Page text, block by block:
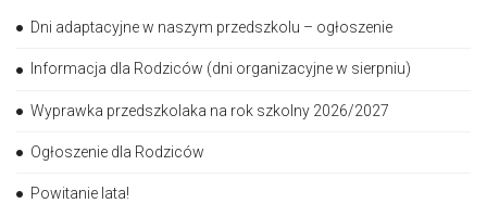
Dni adaptacyjne w naszym przedszkolu – ogłoszenie
Informacja dla Rodziców (dni organizacyjne w sierpniu)
Wyprawka przedszkolaka na rok szkolny 2026/2027
Ogłoszenie dla Rodziców
Powitanie lata!